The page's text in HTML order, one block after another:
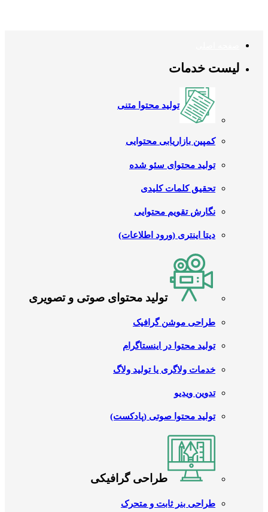
لیست خدمات
تولید محتوا متنی
کمپین بازاریابی محتوایی
تولید محتوای سئو شده
تحقیق کلمات کلیدی
نگارش تقویم محتوایی
دیتا اینتری (ورود اطلاعات)
تولید محتوای صوتی و تصویری
طراحی موشن گرافیک
تولید محتوا در اینستاگرام
خدمات ولاگری یا تولید ولاگ
تدوین ویدیو
تولید محتوا صوتی (پادکست)
طراحی گرافیکی
طراحی بنر ثابت و متحرک